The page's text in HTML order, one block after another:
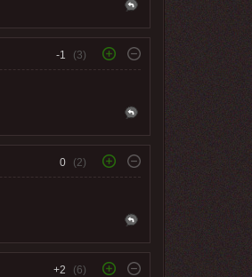
-1 (3)
0 (2)
+2 (6)